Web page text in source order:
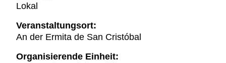
Lokal
Veranstaltungsort:
An der Ermita de San Cristóbal
Organisierende Einheit: